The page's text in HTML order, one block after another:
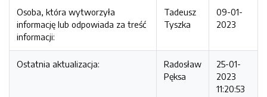
Osoba, która wytworzyła
informację lub odpowiada za treść
informacji:
Tadeusz
Tyszka
09-01-
2023
Ostatnia aktualizacja:
Radosław
Pęksa
25-01-
2023
11:20:53